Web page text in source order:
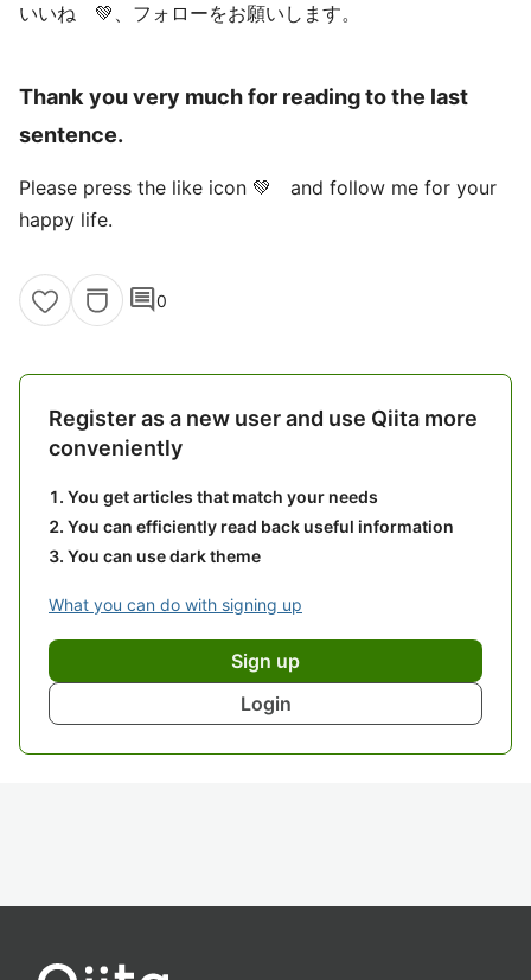
いいね 💚、フォローをお願いします。
Thank you very much for reading to the last
sentence.
Please press the like icon 💚 and follow me for your
happy life.
comment0
Register as a new user and use Qiita more
conveniently
You get articles that match your needs
You can efficiently read back useful information
You can use dark theme
What you can do with signing up
Sign up
Login